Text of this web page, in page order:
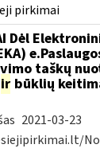
pirkimai
Dėl
taškų
ir būklių
2021-03-23